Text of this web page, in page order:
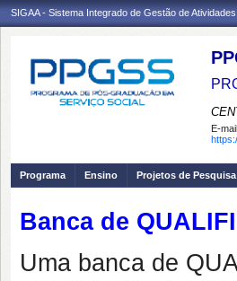
SIGAA - Sistema Integrado de Gestão de
E-
Programa Ensino Projetos de Pesquisa
Banca de
Uma banca de